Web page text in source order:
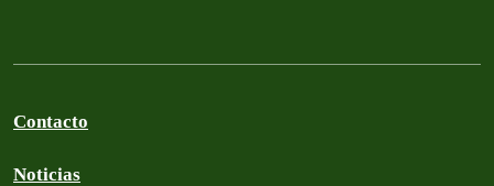
Contacto
Noticias